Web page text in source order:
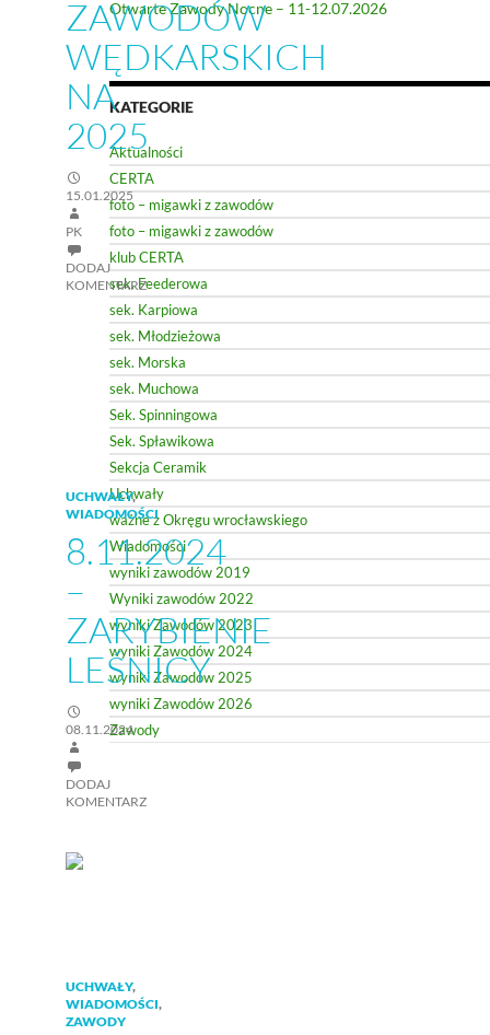
ZAWODÓW
WĘDKARSKICH
NA
2025
15.01.2025
PK
DODAJ
KOMENTARZ
UCHWAŁY,
WIADOMOŚCI
8.11.2024
–
ZARYBIENIE
LEŚNICY
08.11.2024
DODAJ
KOMENTARZ
UCHWAŁY,
WIADOMOŚCI,
ZAWODY
Otwarte Zawody Nocne – 11-12.07.2026
KATEGORIE
Aktualności
CERTA
foto – migawki z zawodów
foto – migawki z zawodów
klub CERTA
sek. Feederowa
sek. Karpiowa
sek. Młodzieżowa
sek. Morska
sek. Muchowa
Sek. Spinningowa
Sek. Spławikowa
Sekcja Ceramik
Uchwały
ważne z Okręgu wrocławskiego
Wiadomości
wyniki zawodów 2019
Wyniki zawodów 2022
wyniki Zawodów 2023
wyniki Zawodów 2024
wyniki Zawodów 2025
wyniki Zawodów 2026
Zawody